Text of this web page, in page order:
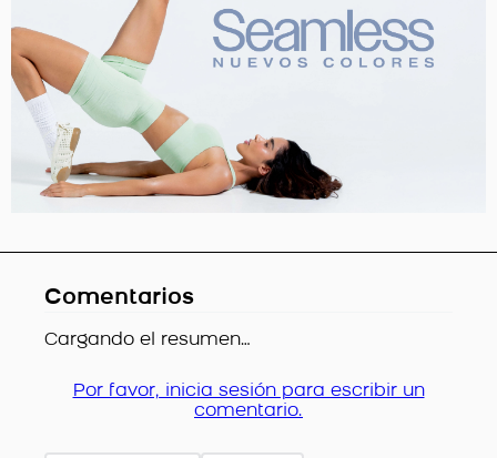
Comentarios
Cargando el resumen…
Por favor, inicia sesión para escribir un
comentario.